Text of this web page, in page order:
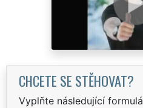
CHCETE SE STĚHOVAT?
Vyplňte následující